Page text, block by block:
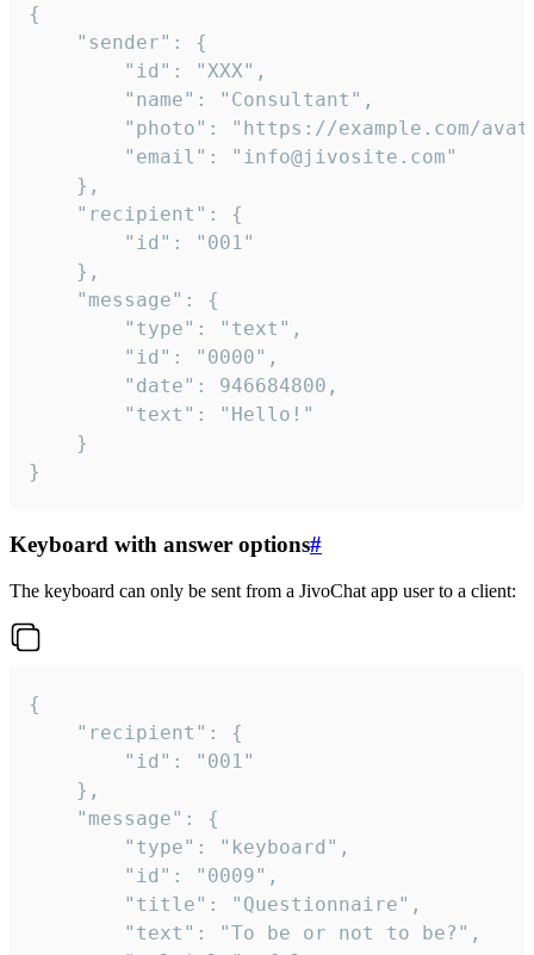
{
}
Keyboard with answer options#
The keyboard can only be sent from a JivoChat app user to a client:
{